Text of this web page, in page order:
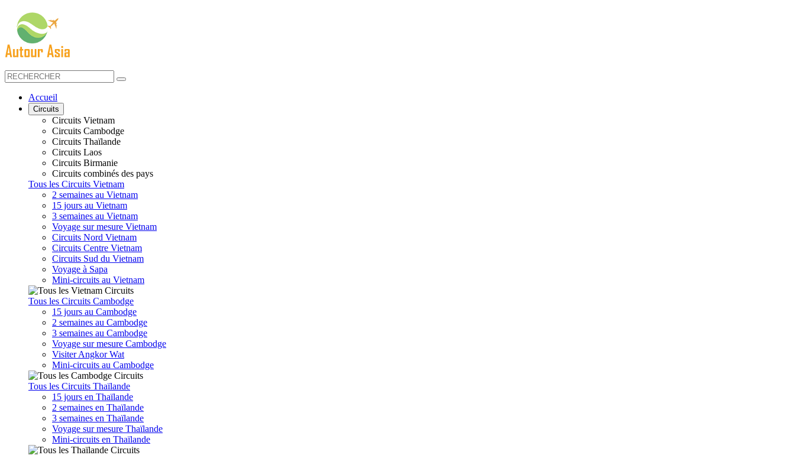
Accueil
Circuits
Circuits Vietnam
Circuits Cambodge
Circuits Thaïlande
Circuits Laos
Circuits Birmanie
Circuits combinés des pays
Tous les Circuits Vietnam
2 semaines au Vietnam
15 jours au Vietnam
3 semaines au Vietnam
Voyage sur mesure Vietnam
Circuits Nord Vietnam
Circuits Centre Vietnam
Circuits Sud du Vietnam
Voyage à Sapa
Mini-circuits au Vietnam
Tous les Circuits Cambodge
15 jours au Cambodge
2 semaines au Cambodge
3 semaines au Cambodge
Voyage sur mesure Cambodge
Visiter Angkor Wat
Mini-circuits au Cambodge
Tous les Circuits Thaïlande
15 jours en Thaïlande
2 semaines en Thaïlande
3 semaines en Thaïlande
Voyage sur mesure Thaïlande
Mini-circuits en Thaïlande